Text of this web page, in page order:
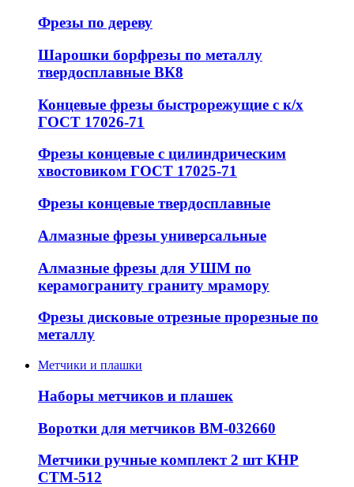
Фрезы по дереву
Шарошки борфрезы по металлу
твердосплавные ВК8
Концевые фрезы быстрорежущие с к/х
ГОСТ 17026-71
Фрезы концевые с цилиндрическим
хвостовиком ГОСТ 17025-71
Фрезы концевые твердосплавные
Алмазные фрезы универсальные
Алмазные фрезы для УШМ по
керамограниту граниту мрамору
Фрезы дисковые отрезные прорезные по
металлу
Метчики и плашки
Наборы метчиков и плашек
Воротки для метчиков ВМ-032660
Метчики ручные комплект 2 шт КНР
СТМ-512